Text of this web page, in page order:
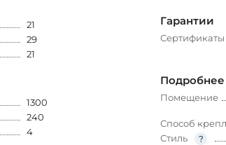
21
29
21
1300
240
4
Гарантии
Сертификаты
Подробнее
Помещение
Способ
Стиль